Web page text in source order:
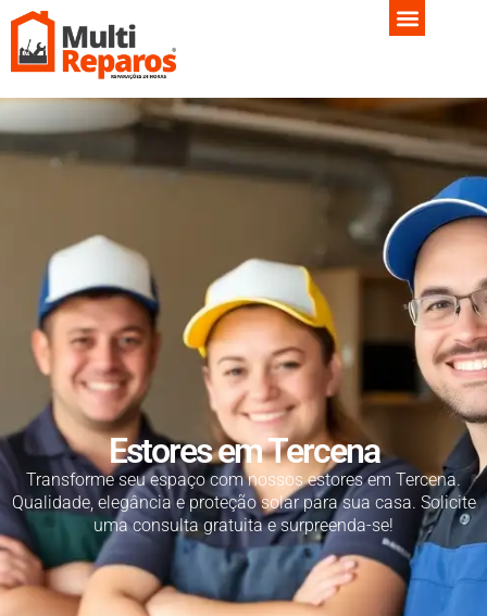
Estores em Tercena
Transforme seu espaço com nossos estores em Tercena.
Qualidade, elegância e proteção solar para sua casa. Solicite
uma consulta gratuita e surpreenda-se!